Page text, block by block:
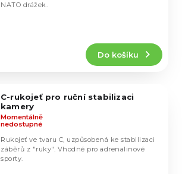
Do košíku
NATO drážek.
C-rukojeť pro ruční stabilizaci
kamery
Momentálně
nedostupné
Rukojeť ve tvaru C, uzpůsobená ke stabilizaci
záběrů z "ruky". Vhodné pro adrenalinové
sporty.